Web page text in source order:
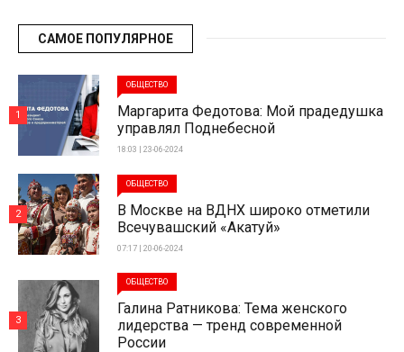
САМОЕ ПОПУЛЯРНОЕ
ОБЩЕСТВО
Маргарита Федотова: Мой прадедушка
управлял Поднебесной
18:03 | 23-06-2024
1
ОБЩЕСТВО
В Москве на ВДНХ широко отметили
Всечувашский «Акатуй»
07:17 | 20-06-2024
2
ОБЩЕСТВО
Галина Ратникова: Тема женского
лидерства — тренд современной
России
3